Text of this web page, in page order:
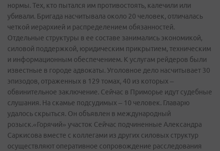
нормы. Тех, кто пытался им противостоять, калечили или
убивали. Бригада насчитывала около 20 человек, отличалась
четкой иерархией и распределением обязанностей.
Отдельные структуры в ее составе занимались экономикой,
силовой поддержкой, юридическим прикрытием, техническим
и информационным обеспечением. К услугам рейдеров были
известные в городе адвокаты. Уголовное дело насчитывает 30
эпизодов, отраженных в 129 томах, 40 из которых –
обвинительное заключение. Сейчас в Приморье идут судебные
слушания. На скамье подсудимых – 10 человек. Главарю
удалось скрыться. Он объявлен в международный
розыск.«Горячий» участок Сейчас подчиненные Александра
Саркисова вместе с коллегами из других силовых структур
осуществляют оперативное сопровождение расследования